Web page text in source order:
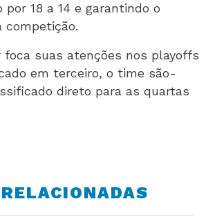
por 18 a 14 e garantindo o
competição.
foca suas atenções nos playoffs
em terceiro, o time são-
direto para as quartas